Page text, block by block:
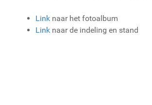
Link naar het fotoalbum
Link naar de indeling en stand